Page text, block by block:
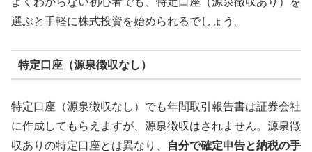
選ぶと手軽に株式投資を始められるでしょう。
特定口座（源泉徴収なし）
特定口座（源泉徴収なし）でも年間取引報告書は証券会社
に作成してもらえますが、源泉徴収はされません。源泉徴
収ありの特定口座とは異なり、
自分で確定申告と納税の手